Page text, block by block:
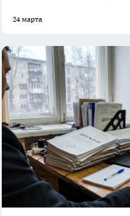
24 марта